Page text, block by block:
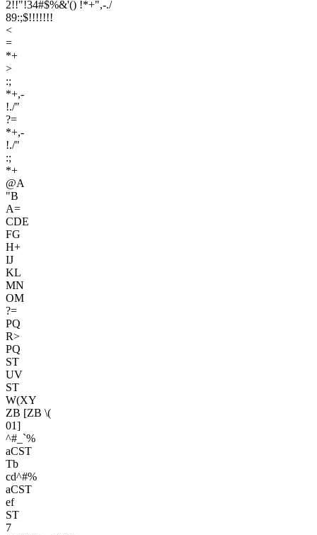
2!!"!34#$%&'() !*+",-./
89:;$!!!!!!!
<
=
*+
>
:;
*+,-
!./"
?=
*+,-
!./"
:;
*+
@A
"B
A=
CDE
FG
H+
IJ
KL
MN
OM
?=
PQ
R>
PQ
ST
UV
ST
W(XY
ZB [ZB \(
01]
^#_`%
aCST
Tb
cd^#%
aCST
ef
ST
7